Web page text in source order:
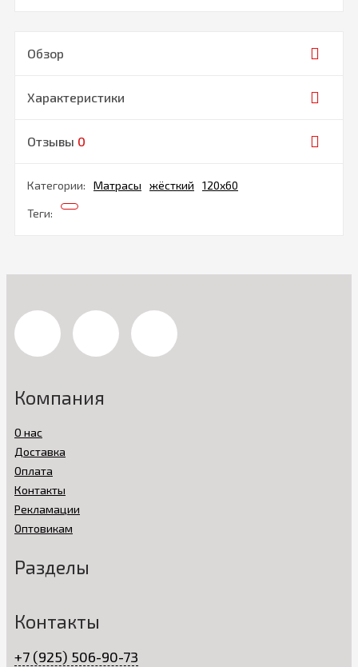
Обзор
Характеристики
Отзывы 0
Категории: Матрасы жёсткий 120х60
Теги:
Компания
О нас
Доставка
Оплата
Контакты
Рекламации
Оптовикам
Разделы
Контакты
+7 (925) 506-90-73